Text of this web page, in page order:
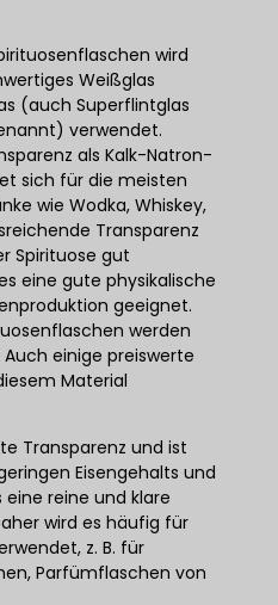
wird
Weißglas
(auch Superflintglas
verwendet.
als Kalk-Natron-
sich für die meisten
wie Wodka, Whiskey,
Transparenz
Spirituose gut
eine gute physikalische
geeignet.
werden
einige preiswerte
Material
Transparenz und ist
Eisengehalts und
reine und klare
wird es häufig für
z. B. für
Parfümflaschen von